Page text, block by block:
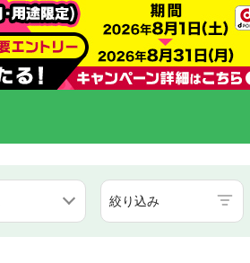
絞り込み